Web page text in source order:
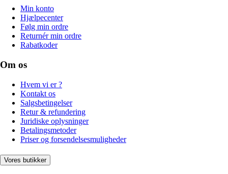
Min konto
Hjælpecenter
Følg min ordre
Returnér min ordre
Rabatkoder
Om os
Hvem vi er ?
Kontakt os
Salgsbetingelser
Retur & refundering
Juridiske oplysninger
Betalingsmetoder
Priser og forsendelsesmuligheder
Vores butikker